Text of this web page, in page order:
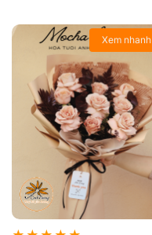
Xem nhanh